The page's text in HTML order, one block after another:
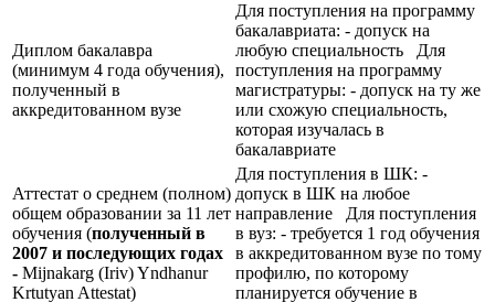
Диплом бакалавра
(минимум 4 года обучения),
полученный в
аккредитованном вузе
Для поступления на программу
бакалавриата: - допуск на
любую специальность Для
поступления на программу
магистратуры: - допуск на ту же
или схожую специальность,
которая изучалась в
бакалавриате
Аттестат о среднем (полном)
общем образовании за 11 лет
обучения (полученный в
2007 и последующих годах
- Mijnakarg (Iriv) Yndhanur
Krtutyan Attestat)
Для поступления в ШК: -
допуск в ШК на любое
направление Для поступления
в вуз: - требуется 1 год обучения
в аккредитованном вузе по тому
профилю, по которому
планируется обучение в